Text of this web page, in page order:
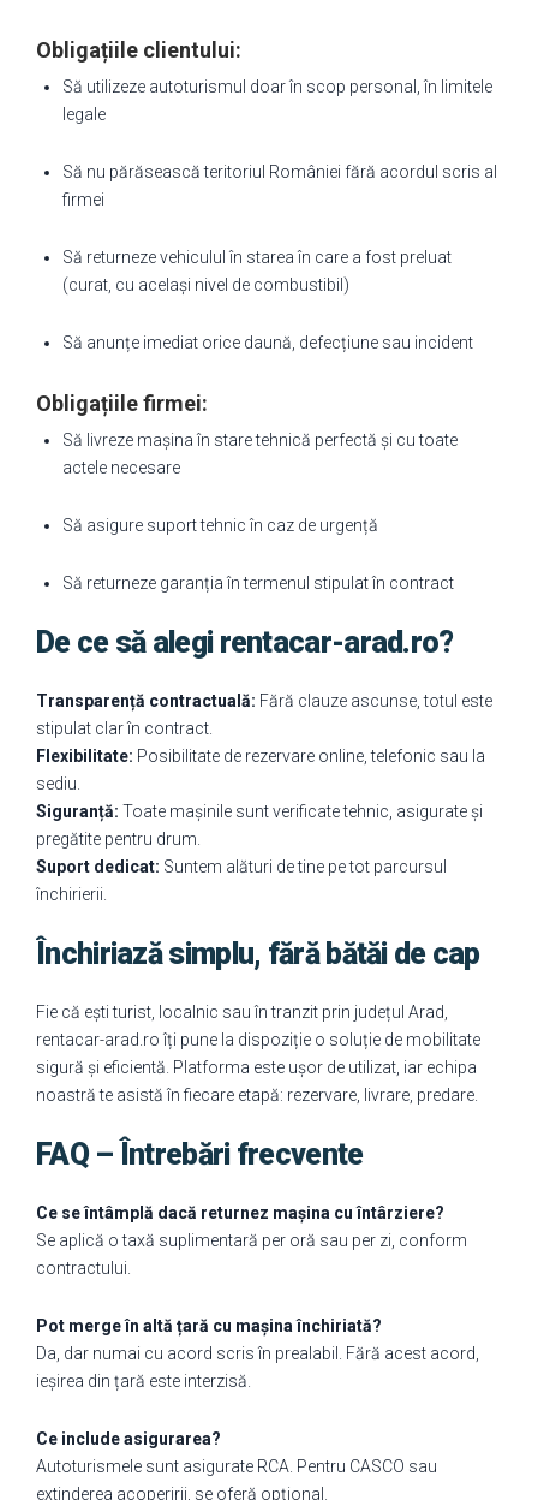
Obligațiile clientului:
Să utilizeze autoturismul doar în scop personal, în limitele
legale
Să nu părăsească teritoriul României fără acordul scris al
firmei
Să returneze vehiculul în starea în care a fost preluat
(curat, cu același nivel de combustibil)
Să anunțe imediat orice daună, defecțiune sau incident
Obligațiile firmei:
Să livreze mașina în stare tehnică perfectă și cu toate
actele necesare
Să asigure suport tehnic în caz de urgență
Să returneze garanția în termenul stipulat în contract
De ce să alegi rentacar-arad.ro?
Transparență contractuală: Fără clauze ascunse, totul este
stipulat clar în contract.
Flexibilitate: Posibilitate de rezervare online, telefonic sau la
sediu.
Siguranță: Toate mașinile sunt verificate tehnic, asigurate și
pregătite pentru drum.
Suport dedicat: Suntem alături de tine pe tot parcursul
închirierii.
Închiriază simplu, fără bătăi de cap
Fie că ești turist, localnic sau în tranzit prin județul Arad,
rentacar-arad.ro îți pune la dispoziție o soluție de mobilitate
sigură și eficientă. Platforma este ușor de utilizat, iar echipa
noastră te asistă în fiecare etapă: rezervare, livrare, predare.
FAQ – Întrebări frecvente
Ce se întâmplă dacă returnez mașina cu întârziere?
Se aplică o taxă suplimentară per oră sau per zi, conform
contractului.
Pot merge în altă țară cu mașina închiriată?
Da, dar numai cu acord scris în prealabil. Fără acest acord,
ieșirea din țară este interzisă.
Ce include asigurarea?
Autoturismele sunt asigurate RCA. Pentru CASCO sau
extinderea acoperirii, se oferă opțional.